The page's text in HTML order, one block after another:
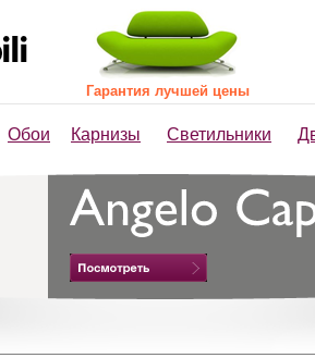
Обои Карнизы Светильники
Гарантия лучшей цены